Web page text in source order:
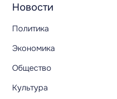
Новости
Политика
Экономика
Общество
Культура